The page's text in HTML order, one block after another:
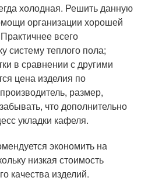
холодная. Решить данную
организации хорошей
всего
систему теплого пола;
в сравнении с другими
цена изделия по
размер,
что дополнительно
укладки кафеля.
экономить на
низкая стоимость
качества изделий.